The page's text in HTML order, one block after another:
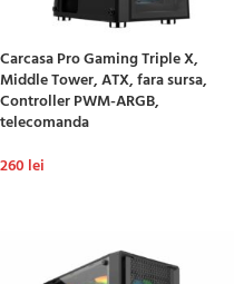
Carcasa Pro Gaming Triple X,
Middle Tower, ATX, fara sursa,
Controller PWM-ARGB,
telecomanda
260 lei